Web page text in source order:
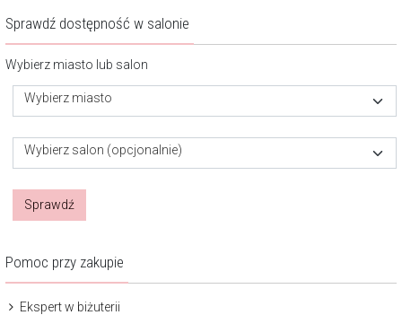
Sprawdź dostępność w salonie
Wybierz miasto lub salon
Wybierz miasto
Wybierz salon (opcjonalnie)
Sprawdź
Pomoc przy zakupie
Ekspert w biżuterii